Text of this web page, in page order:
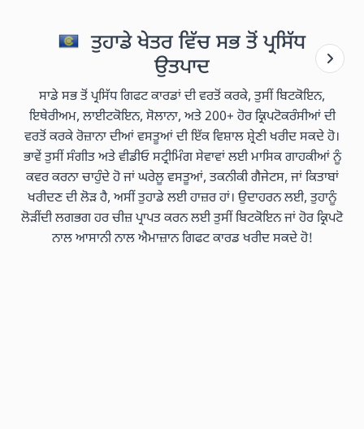
ਤੁਹਾਡੇ ਖੇਤਰ ਵਿੱਚ ਸਭ ਤੋਂ ਪ੍ਰਸਿੱਧ
ਉਤਪਾਦ
ਸਾਡੇ ਸਭ ਤੋਂ ਪ੍ਰਸਿੱਧ ਗਿਫਟ ਕਾਰਡਾਂ ਦੀ ਵਰਤੋਂ ਕਰਕੇ, ਤੁਸੀਂ ਬਿਟਕੋਇਨ,
ਇਥੇਰੀਅਮ, ਲਾਈਟਕੋਇਨ, ਸੋਲਾਨਾ, ਅਤੇ 200+ ਹੋਰ ਕ੍ਰਿਪਟੋਕਰੰਸੀਆਂ ਦੀ
ਵਰਤੋਂ ਕਰਕੇ ਰੋਜ਼ਾਨਾ ਦੀਆਂ ਵਸਤੂਆਂ ਦੀ ਇੱਕ ਵਿਸ਼ਾਲ ਸ਼੍ਰੇਣੀ ਖਰੀਦ ਸਕਦੇ ਹੋ।
ਭਾਵੇਂ ਤੁਸੀਂ ਸੰਗੀਤ ਅਤੇ ਵੀਡੀਓ ਸਟ੍ਰੀਮਿੰਗ ਸੇਵਾਵਾਂ ਲਈ ਮਾਸਿਕ ਗਾਹਕੀਆਂ ਨੂੰ
ਕਵਰ ਕਰਨਾ ਚਾਹੁੰਦੇ ਹੋ ਜਾਂ ਘਰੇਲੂ ਵਸਤੂਆਂ, ਤਕਨੀਕੀ ਗੈਜੇਟਸ, ਜਾਂ ਕਿਤਾਬਾਂ
ਖਰੀਦਣ ਦੀ ਲੋੜ ਹੈ, ਅਸੀਂ ਤੁਹਾਡੇ ਲਈ ਹਾਜ਼ਰ ਹਾਂ। ਉਦਾਹਰਨ ਲਈ, ਤੁਹਾਨੂੰ
ਲੋੜੀਂਦੀ ਲਗਭਗ ਹਰ ਚੀਜ਼ ਪ੍ਰਾਪਤ ਕਰਨ ਲਈ ਤੁਸੀਂ ਬਿਟਕੋਇਨ ਜਾਂ ਹੋਰ ਕ੍ਰਿਪਟੋ
ਨਾਲ ਆਸਾਨੀ ਨਾਲ ਐਮਾਜ਼ਾਨ ਗਿਫਟ ਕਾਰਡ ਖਰੀਦ ਸਕਦੇ ਹੋ!